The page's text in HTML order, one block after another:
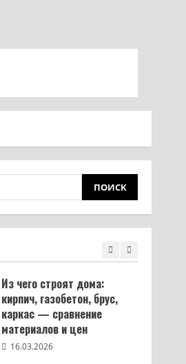
мм, допуски ГОСТ и выбор
ситуаций
Шкаф своими руками из
ЛДСП: от замера до
готовой сборки
Из чего строят дома:
кирпич, газобетон, брус,
каркас — сравнение
материалов и цен
16.03.2026